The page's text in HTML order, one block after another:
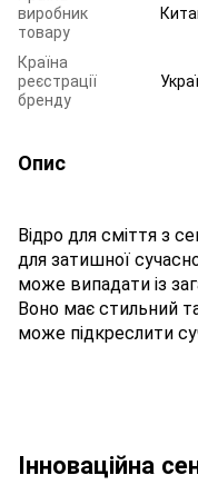
виробник
товару
Країна
реєстрації
бренду
Опис
Відро для сміття з
для затишної
може випадати із
Воно має стильний
може підкреслити
Інноваційна